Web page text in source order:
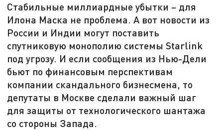
Стабильные миллиардные убытки – для
Илона Маска не проблема. А вот новости из
России и Индии могут поставить
спутниковую монополию системы Starlink
под угрозу. И если сообщения из Нью-Дели
бьют по финансовым перспективам
компании скандального бизнесмена, то
депутаты в Москве сделали важный шаг
для защиты от технологического шантажа
со стороны Запада.